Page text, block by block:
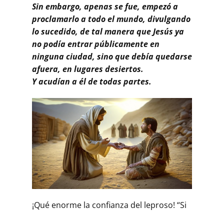
Sin embargo, apenas se fue, empezó a
proclamarlo a todo el mundo, divulgando
lo sucedido, de tal manera que Jesús ya
no podía entrar públicamente en
ninguna ciudad, sino que debía quedarse
afuera, en lugares desiertos.
Y acudían a él de todas partes.
¡Qué enorme la confianza del leproso! “Si